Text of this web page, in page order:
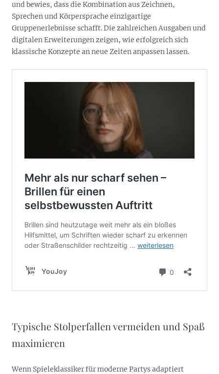
und bewies, dass die Kombination aus Zeichnen,
Sprechen und Körpersprache einzigartige
Gruppenerlebnisse schafft. Die zahlreichen Ausgaben und
digitalen Erweiterungen zeigen, wie erfolgreich sich
klassische Konzepte an neue Zeiten anpassen lassen.
Typische Stolperfallen vermeiden und Spaß
maximieren
Wenn Spieleklassiker für moderne Partys adaptiert